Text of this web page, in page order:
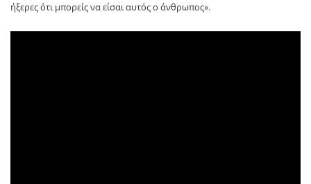
ήξερες ότι μπορείς να είσαι αυτός ο άνθρωπος».